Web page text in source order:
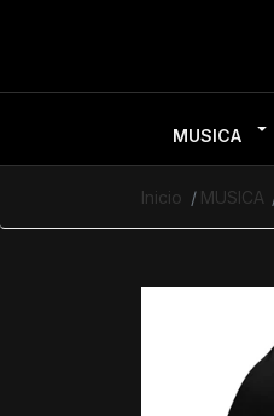
MUSICA
Inicio MUSICA